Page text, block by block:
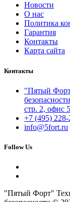
Новости
О нас
Политика
Гарантия
Контакты
Карта сайта
Контакты
"Пятый
стр. 2, офис
+7 (495)
info@5fort.ru
Follow Us
"Пятый Форт"